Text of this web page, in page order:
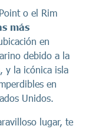
o el Rim
más
en
debido a la
y la icónica isla
en
Unidos.
lugar, te